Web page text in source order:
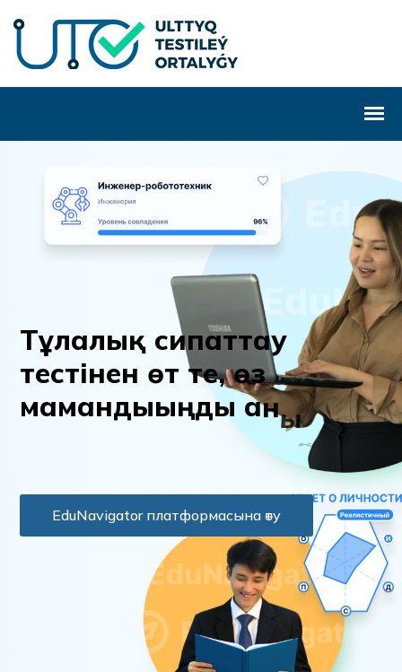
Тұлалық сипаттау
тестінен өт те, өз
мамандыыңды анықта
EduNavigator платформасына өту